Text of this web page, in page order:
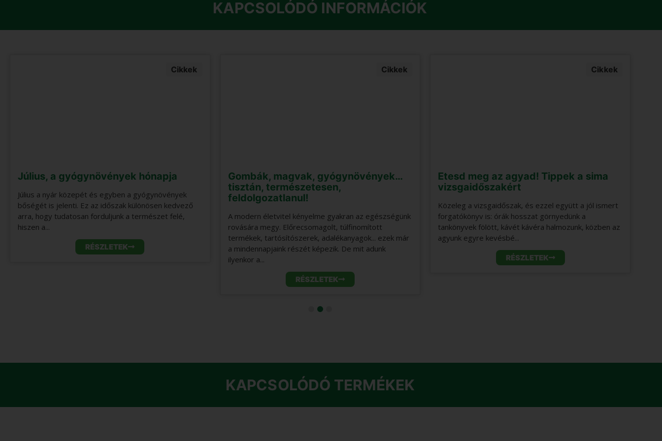
KAPCSOLÓDÓ INFORMÁCIÓK
Cikkek
Július, a gyógynövények hónapja
Július a nyár közepét és egyben a gyógynövények
bőségét is jelenti. Ez az időszak különösen kedvező
arra, hogy tudatosan forduljunk a természet felé,
hiszen a...
RÉSZLETEK
Cikkek
Gombák, magvak, gyógynövények…
tisztán, természetesen,
feldolgozatlanul!
A modern életvitel kényelme gyakran az egészségünk
rovására megy. Előrecsomagolt, túlfinomított
termékek, tartósítószerek, adalékanyagok... ezek már
a mindennapjaink részét képezik. De mit adunk
ilyenkor a...
RÉSZLETEK
Cikkek
Etesd meg az agyad! Tippek a sima
vizsgaidőszakért
Közeleg a vizsgaidőszak, és ezzel együtt a jól ismert
forgatókönyv is: órák hosszat görnyedünk a
tankönyvek fölött, kávét kávéra halmozunk, közben az
agyunk egyre kevésbé...
RÉSZLETEK
KAPCSOLÓDÓ TERMÉKEK